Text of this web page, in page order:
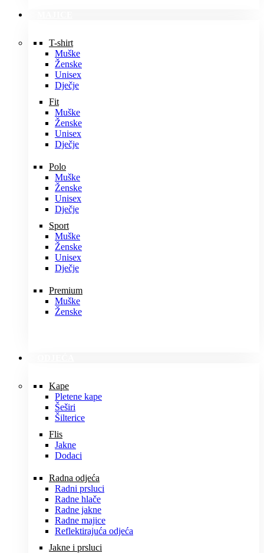
T-shirt
Muške
Ženske
Unisex
Dječje
Fit
Muške
Ženske
Unisex
Dječje
Polo
Muške
Ženske
Unisex
Dječje
Sport
Muške
Ženske
Unisex
Dječje
Premium
Muške
Ženske
Kape
Pletene kape
Šeširi
Šilterice
Flis
Jakne
Dodaci
Radna odjeća
Radni prsluci
Radne hlače
Radne jakne
Radne majice
Reflektirajuća odjeća
Jakne i prsluci